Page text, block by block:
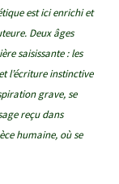
est ici enrichi et
Deux âges
saisissante : les
l’écriture instinctive
grave, se
reçu dans
humaine, où se